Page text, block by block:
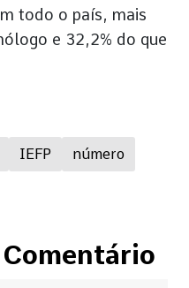
IEFP número
todo o país, mais
e 32,2% do que